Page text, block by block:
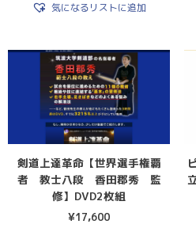
気になるリストに追加
剣道上達革命【世界選手権覇
者 教士八段 香田郡秀 監
修】DVD2枚組
¥17,600